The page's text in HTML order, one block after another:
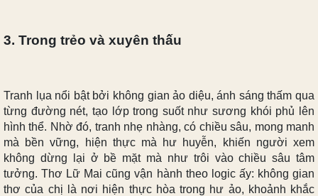
3. Trong trẻo và xuyên thấu
Tranh lụa nổi bật bởi không gian ảo diệu, ánh sáng thấm qua
từng đường nét, tạo lớp trong suốt như sương khói phủ lên
hình thể. Nhờ đó, tranh nhẹ nhàng, có chiều sâu, mong manh
mà bền vững, hiện thực mà hư huyễn, khiến người xem
không dừng lại ở bề mặt mà như trôi vào chiều sâu tâm
tưởng. Thơ Lữ Mai cũng vận hành theo logic ấy: không gian
thơ của chị là nơi hiện thực hòa trong hư ảo, khoảnh khắc